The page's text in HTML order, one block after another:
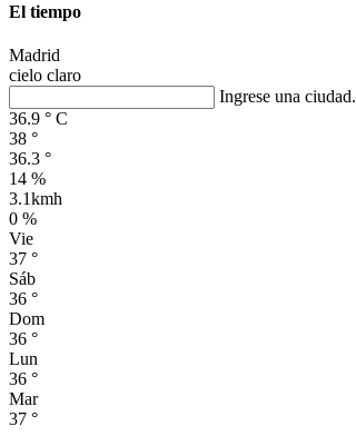
El tiempo
Madrid
cielo claro
Ingrese una ciudad.
36.9 ° C
38 °
36.3 °
14 %
3.1kmh
0 %
Vie
37 °
Sáb
36 °
Dom
36 °
Lun
36 °
Mar
37 °